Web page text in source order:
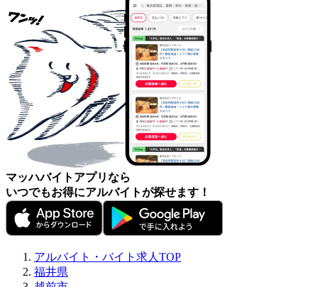
マッハバイトアプリなら
いつでもお得にアルバイトが探せます！
アルバイト・バイト求人TOP
福井県